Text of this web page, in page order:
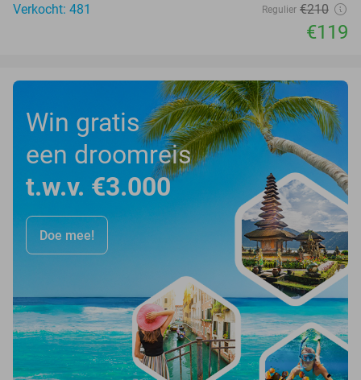
Verkocht: 481
Regulier €210
€119
Win gratis
een droomreis
t.w.v. €3.000
Doe mee!